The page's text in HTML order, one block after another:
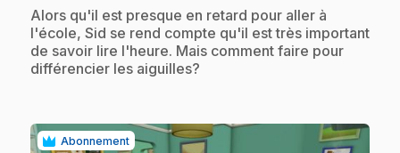
.Alors qu'il est presque en retard pour aller à
l'école, Sid se rend compte qu'il est très important
de savoir lire l'heure. Mais comment faire pour
différencier les aiguilles?
Abonnement